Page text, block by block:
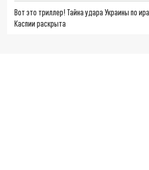
Вот это триллер! Тайна удара Украины по
Каспии раскрыта